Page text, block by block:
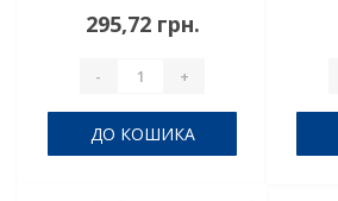
295,72 грн.
- +
ДО КОШИКА